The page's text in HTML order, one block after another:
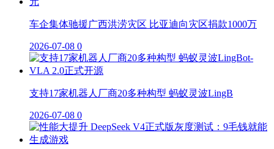
车企集体驰援广西洪涝灾区 比亚迪向灾区捐款1000万
2026-07-08 0
支持17家机器人厂商20多种构型 蚂蚁灵波LingB
2026-07-08 0